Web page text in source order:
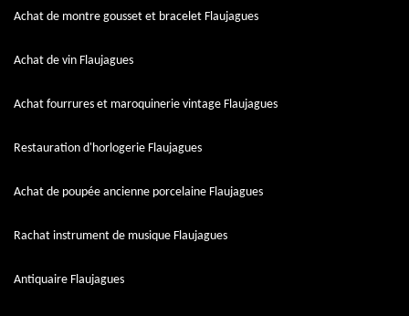
Achat de montre gousset et bracelet Flaujagues
Achat de vin Flaujagues
Achat fourrures et maroquinerie vintage Flaujagues
Restauration d'horlogerie Flaujagues
Achat de poupée ancienne porcelaine Flaujagues
Rachat instrument de musique Flaujagues
Antiquaire Flaujagues